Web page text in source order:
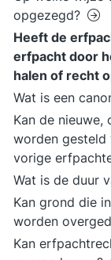
opgezegd?
Heeft de
erfpacht door
halen of recht
Wat is een
Kan de
worden gesteld
vorige
Wat is de duur
Kan grond die
worden
Kan